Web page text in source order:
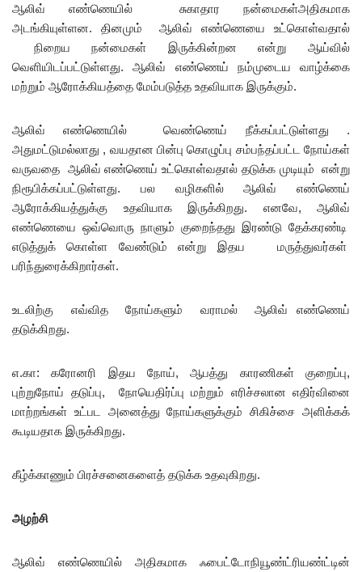
ஆலிவ் எண்ணெயில் சுகாதார நன்மைகள்அதிகமாக
அடங்கியுள்ளன. தினமும் ஆலிவ் எண்ணெயை உட்கொள்வதால்
நிறைய நன்மைகள் இருக்கின்றன என்று ஆய்வில்
வெளியிடப்பட்டுள்ளது. ஆலிவ் எண்ணெய் நம்முடைய வாழ்க்கை
மற்றும் ஆரோக்கியத்தை மேம்படுத்த உதவியாக இருக்கும்.
ஆலிவ் எண்ணெயில் வெண்ணெய் நீக்கப்பட்டுள்ளது .
அதுமட்டுமல்லாது , வயதான பின்பு கொழுப்பு சம்பந்தப்பட்ட நோய்கள்
வருவதை ஆலிவ் எண்ணெய் உட்கொள்வதால் தடுக்க முடியும் என்று
நிரூபிக்கப்பட்டுள்ளது. பல வழிகளில் ஆலிவ் எண்ணெய்
ஆரோக்கியத்துக்கு உதவியாக இருக்கிறது. எனவே, ஆலிவ்
எண்ணெயை ஒவ்வொரு நாளும் குறைந்தது இரண்டு தேக்கரண்டி
எடுத்துக் கொள்ள வேண்டும் என்று இதய மருத்துவர்கள்
பரிந்துரைக்கிறார்கள்.
உடலிற்கு எவ்வித நோய்களும் வராமல் ஆலிவ் எண்ணெய்
தடுக்கிறது.
எ.கா: கரோனரி இதய நோய், ஆபத்து காரணிகள் குறைப்பு,
புற்றுநோய் தடுப்பு, நோயெதிர்ப்பு மற்றும் எரிச்சலான எதிர்வினை
மாற்றங்கள் உட்பட அனைத்து நோய்களுக்கும் சிகிச்சை அளிக்கக்
கூடியதாக இருக்கிறது.
கீழ்க்காணும் பிரச்சனைகளைத் தடுக்க உதவுகிறது.
அழற்சி
ஆலிவ் எண்ணெயில் அதிகமாக ஃபைட்டோநியூண்ட்ரியண்ட்டின்